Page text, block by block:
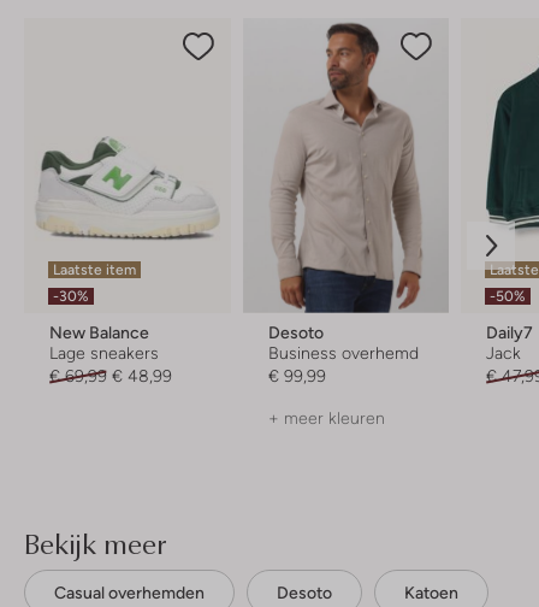
Laatste item
-30%
New Balance
Lage sneakers
€ 69,99 € 48,99
Desoto
Business overhemd
€ 99,99
+ meer kleuren
-50%
Daily7
Jack
€
Bekijk meer
Casual overhemden Desoto Katoen